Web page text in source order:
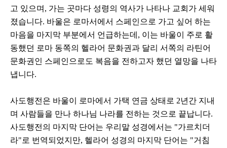
고 있으며, 가는 곳마다 성령의 역사가 나타나 교회가 세워
졌습니다. 바울은 로마서에서 스페인으로 가고 싶어 하는
마음을 마지막 부분에서 언급하는데, 이는 바울이 주로 활
동했던 로마 동쪽의 헬라어 문화권과 달리 서쪽의 라틴어
문화권인 스페인으로도 복음을 전하고자 했던 열망을 나타
냅니다.
사도행전은 바울이 로마에서 가택 연금 상태로 2년간 지내
며 사람들을 만나 하나님 나라를 전하는 것으로 끝납니다.
사도행전의 마지막 단어는 우리말 성경에서는 "가르치더
라"로 번역되었지만, 헬라어 성경의 마지막 단어는 "거침